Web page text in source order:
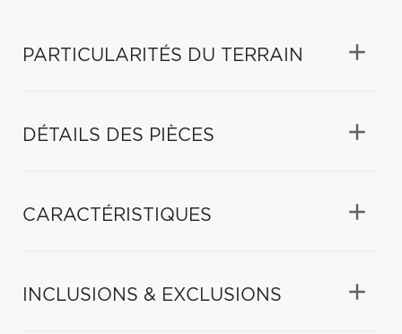
PARTICULARITÉS DU TERRAIN
DÉTAILS DES PIÈCES
CARACTÉRISTIQUES
INCLUSIONS & EXCLUSIONS